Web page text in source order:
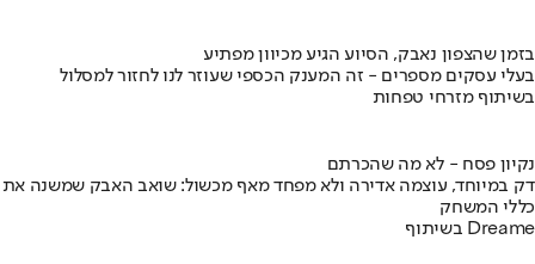
בזמן שהצפון נאבק, הסיוע הגיע מכיוון מפתיע
בעלי עסקים מספרים - זה המענק הכספי שעוזר לנו לחזור למסלול
בשיתוף מזרחי טפחות
נקיון פסח - לא מה שהכרתם
דק במיוחד, עוצמה אדירה ולא מפחד מאף מכשול: שואב האבק שמשנה את
כללי המשחק
בשיתוף Dreame